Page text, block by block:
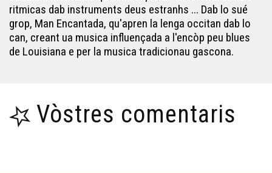
ritmicas dab instruments deus estranhs ... Dab lo sué
grop, Man Encantada, qu'apren la lenga occitan dab lo
can, creant ua musica influençada a l'encòp peu blues
de Louisiana e per la musica tradicionau gascona.
Vòstres comentaris